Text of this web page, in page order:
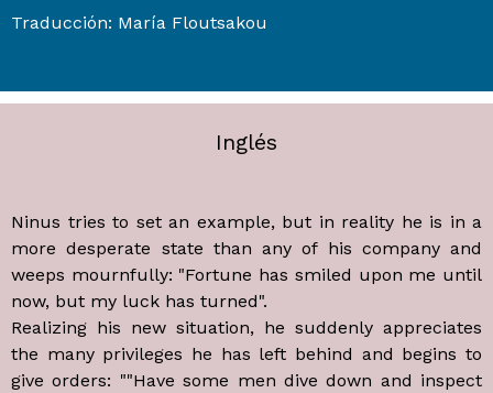
Traducción: María Floutsakou
Inglés
Ninus tries to set an example, but in reality he is in a
more desperate state than any of his company and
weeps mournfully: "Fortune has smiled upon me until
now, but my luck has turned".
Realizing his new situation, he suddenly appreciates
the many privileges he has left behind and begins to
give orders: ""Have some men dive down and inspect